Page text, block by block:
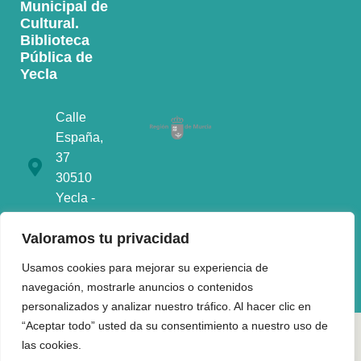
Valoramos tu privacidad
Usamos cookies para mejorar su experiencia de
navegación, mostrarle anuncios o contenidos
personalizados y analizar nuestro tráfico. Al hacer clic en
“Aceptar todo” usted da su consentimiento a nuestro uso de
las cookies.
Municipal de
Cultural.
Biblioteca
Pública de
Yecla
Calle
España,
37
30510
Yecla -
Aviso legal·Accesibilidad ·Mapa web